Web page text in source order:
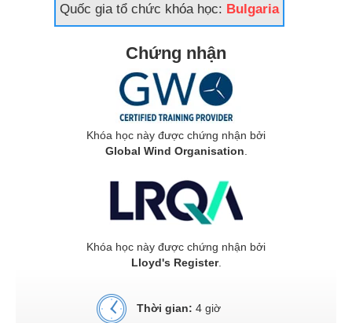
Quốc gia tổ chức khóa học: Bulgaria
Chứng nhận
Khóa học này được chứng nhận bởi
Global Wind Organisation
Khóa học này được chứng nhận bởi
Lloyd's Register.
Thời gian: 4 giờ